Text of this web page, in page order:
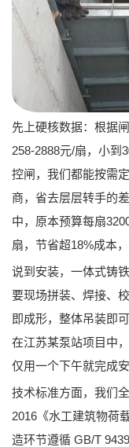
先上硬核数据：根据
258-2888元/扇，小到
控闸，我们都能按需
商，省去层层转手的
中，原本预算每扇
扇，节省超18%成本
说到安装， 一体式铸
要现场拼装、焊接、
即成形，整体吊装即
在江苏某泵站项目中
仅用一个下午就完成
技术标准方面，我们
2016《水工建筑物荷
造环节遵循 GB/T